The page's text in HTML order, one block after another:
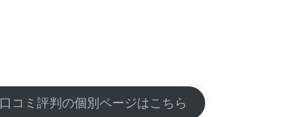
口コミ評判の個別ページはこちら